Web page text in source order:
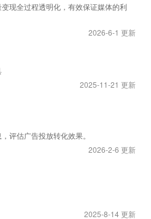
现全过程透明化，有效保证媒体的利
2026-6-1 更新
2025-11-21 更新
评估广告投放转化效果。
2026-2-6 更新
2025-8-14 更新